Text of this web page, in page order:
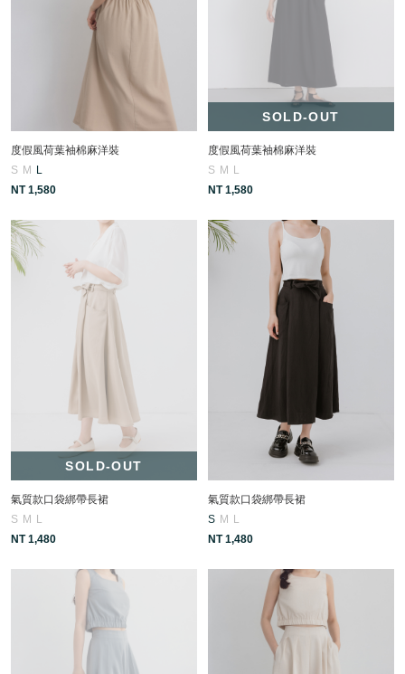
度假風荷葉袖棉麻洋裝
S M L
NT 1,580
SOLD-OUT
度假風荷葉袖棉麻洋裝
S M L
NT 1,580
SOLD-OUT
氣質款口袋綁帶長裙
S M
L
NT 1,480
氣質款口袋綁帶長裙
S M
L
NT 1,480